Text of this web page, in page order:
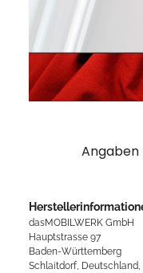
Angaben
dasMOBILWERK GmbH
Hauptstrasse 97
Baden-Württemberg
Schlaitdorf, Deutschland,